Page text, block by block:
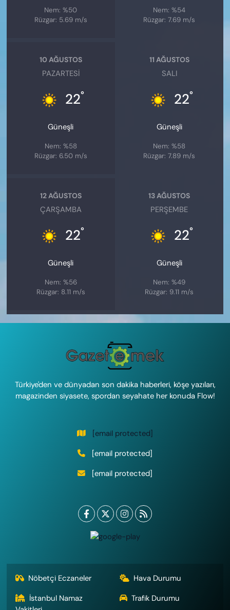
Nem: %50
Rüzgar: 5.69 m/s
Nem: %54
Rüzgar: 7.69 m/s
10 AĞUSTOS
PAZARTESI
22°
Güneşli
Nem: %58
Rüzgar: 6.50 m/s
11 AĞUSTOS
SALI
22°
Güneşli
Nem: %58
Rüzgar: 7.89 m/s
12 AĞUSTOS
ÇARŞAMBA
22°
Güneşli
Nem: %56
Rüzgar: 8.11 m/s
13 AĞUSTOS
PERŞEMBE
22°
Güneşli
Nem: %49
Rüzgar: 9.11 m/s
Türkiye'den ve dünyadan son dakika haberleri, köşe yazıları,
magazinden siyasete, spordan seyahate her konuda Flow!
[email protected]
[email protected]
[email protected]
Nöbetçi Eczaneler
Hava Durumu
İstanbul Namaz
Trafik Durumu